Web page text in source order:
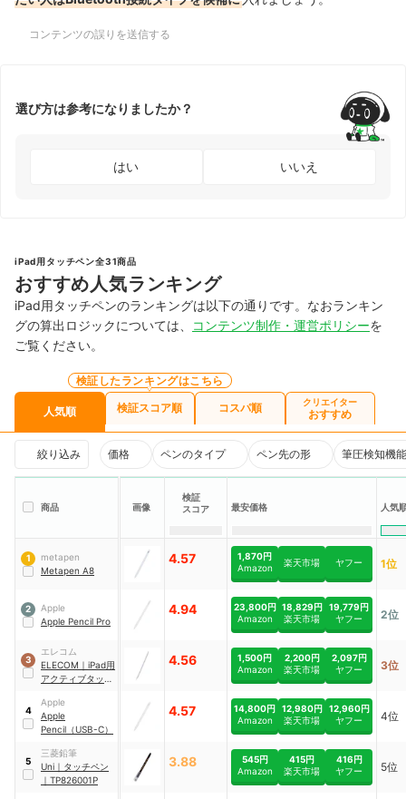
コンテンツの誤りを送信する
選び方は参考になりましたか？
はい いいえ
iPad用タッチペン全31商品
おすすめ人気ランキング
iPad用タッチペンのランキングは以下の通りです。なおランキン
グの算出ロジックについては、
コンテンツ制作・運営ポリシーを
ご覧ください。
人気順
検証したランキングはこちら
検証スコア順 コスパ順 クリエイター
おすすめ
絞り込み 価格 ペンのタイプ ペン先の形 筆圧検知機能
商品 画像
検証
スコア
最安価格 人気
1
metapen
Metapen A8
4.57
1,870円
Amazon
楽天市場 ヤフー 1位
2
Apple
Apple Pencil Pro
4.94
23,800円
Amazon
18,829円
楽天市場
19,779円
ヤフー
2位
3
エレコム
ELECOM ｜ iPad用
アクティブタッチ
TPACSTAP09WW
H
4.56
1,500円
Amazon
2,200円
楽天市場
2,097円
ヤフー
3位
4
Apple
Apple
Pencil（USB-C）
4.57
14,800円
Amazon
12,980円
楽天市場
12,960円
ヤフー
4位
5
三菱鉛筆
Uni ｜ タッチペン
｜ TP826001P
3.88
545円
Amazon
415円
楽天市場
416円
ヤフー
5位